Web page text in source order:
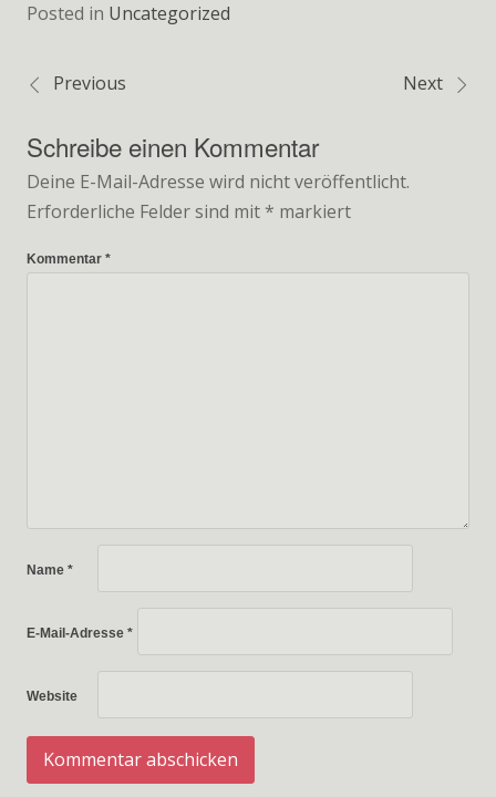
Posted in Uncategorized
Beitragsnavigation
Previous Next
Schreibe einen Kommentar
Deine E-Mail-Adresse wird nicht veröffentlicht.
Erforderliche Felder sind mit * markiert
Kommentar *
Name *
E-Mail-Adresse *
Website